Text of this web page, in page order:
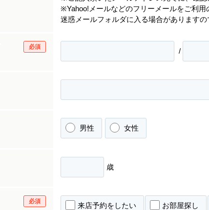
※Yahoo!メールなどのフリーメールをご利用
迷惑メールフォルダに入る場合がありますの
必須 /
男性 女性
歳
必須 来店予約をしたい お部屋探し